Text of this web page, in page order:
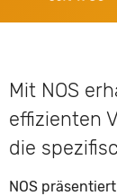
Mit NOS
effizienten
die
NOS